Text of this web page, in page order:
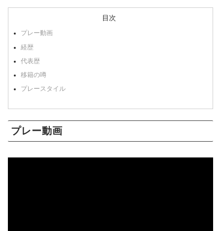
目次
プレー動画
経歴
代表歴
移籍の噂
プレースタイル
プレー動画